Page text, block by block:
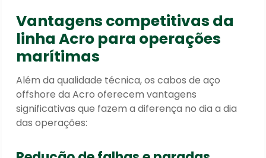
Vantagens competitivas da
linha Acro para operações
marítimas
Além da qualidade técnica, os cabos de aço
offshore da Acro oferecem vantagens
significativas que fazem a diferença no dia a dia
das operações: